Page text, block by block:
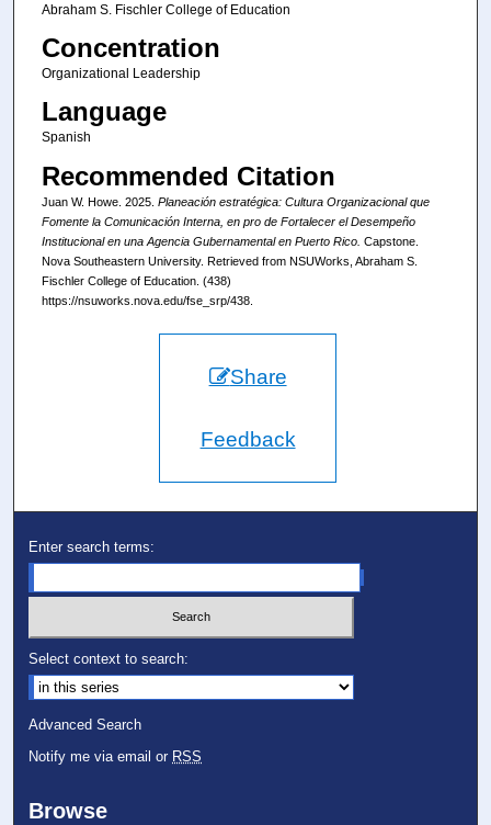
Abraham S. Fischler College of Education
Concentration
Organizational Leadership
Language
Spanish
Recommended Citation
Juan W. Howe. 2025. Planeación estratégica: Cultura Organizacional que
Fomente la Comunicación Interna, en pro de Fortalecer el Desempeño
Institucional en una Agencia Gubernamental en Puerto Rico. Capstone.
Nova Southeastern University. Retrieved from NSUWorks, Abraham S.
Fischler College of Education. (438)
https://nsuworks.nova.edu/fse_srp/438.
Share
Feedback
Enter search terms:
Select context to search:
Advanced Search
Notify me via email or RSS
Browse